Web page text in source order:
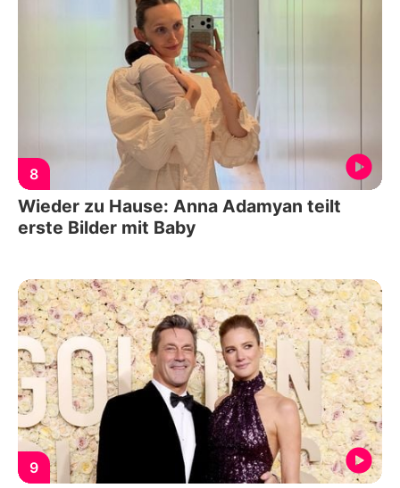
8
Wieder zu Hause: Anna Adamyan teilt
erste Bilder mit Baby
9